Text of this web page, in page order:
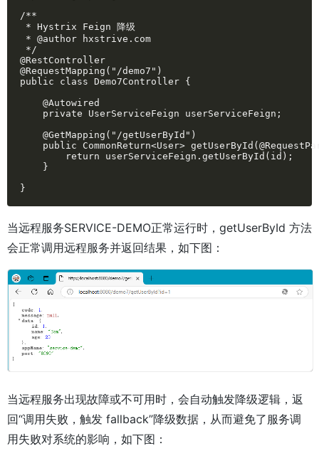
/**
* Hystrix Feign 降级
* @author hxstrive.com
*/
@RestController
@RequestMapping("/demo7")
public class Demo7Controller {
@Autowired
private UserServiceFeign userServiceFeign;
@GetMapping("/getUserById")
public CommonReturn<User>
return userServiceFeign.getUserById(id);
}
}
当远程服务SERVICE-DEMO正常运行时，getUserById 方法
会正常调用远程服务并返回结果，如下图：
当远程服务出现故障或不可用时，会自动触发降级逻辑，返
回“调用失败，触发 fallback”降级数据，从而避免了服务调
用失败对系统的影响，如下图：